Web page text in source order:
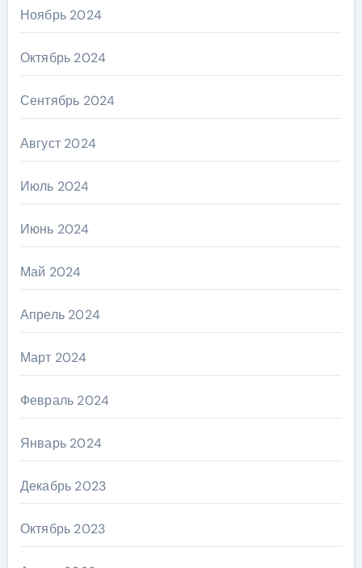
Ноябрь 2024
Октябрь 2024
Сентябрь 2024
Август 2024
Июль 2024
Июнь 2024
Май 2024
Апрель 2024
Март 2024
Февраль 2024
Январь 2024
Декабрь 2023
Октябрь 2023